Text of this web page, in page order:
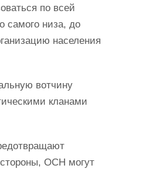
по всей
самого низа, до
населения
вотчину
кланами
ОСН могут